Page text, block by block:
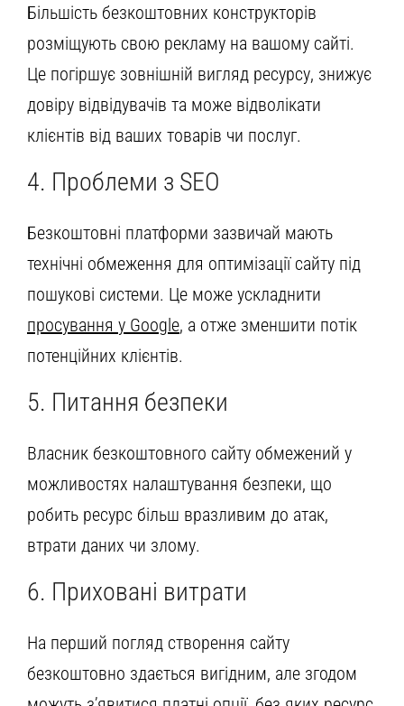
Більшість безкоштовних конструкторів
розміщують свою рекламу на вашому сайті.
Це погіршує зовнішній вигляд ресурсу, знижує
довіру відвідувачів та може відволікати
клієнтів від ваших товарів чи послуг.
4. Проблеми з SEO
Безкоштовні платформи зазвичай мають
технічні обмеження для оптимізації сайту під
пошукові системи. Це може ускладнити
просування у Google, а отже зменшити потік
потенційних клієнтів.
5. Питання безпеки
Власник безкоштовного сайту обмежений у
можливостях налаштування безпеки, що
робить ресурс більш вразливим до атак,
втрати даних чи злому.
6. Приховані витрати
На перший погляд створення сайту
безкоштовно здається вигідним, але згодом